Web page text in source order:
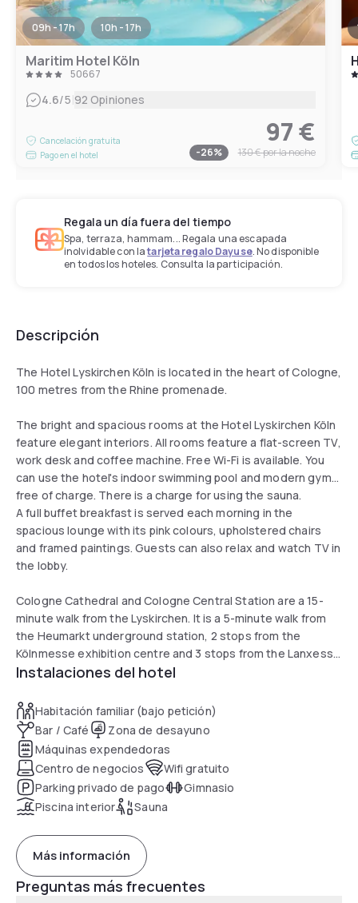
09h - 17h 10h - 17h
Maritim Hotel Köln
50667
4.6/5|92 Opiniones
Cancelación gratuita
Pago en el hotel
97 €
-26% 130 €por la noche
Regala un día fuera del tiempo
Spa, terraza, hammam... Regala una escapada
inolvidable con latarjeta regalo Dayuse. No disponible
en todos los hoteles. Consulta la participación.
Descripción
The Hotel Lyskirchen Köln is located in the heart of Cologne,
100 metres from the Rhine promenade.
The bright and spacious rooms at the Hotel Lyskirchen Köln
feature elegant interiors. All rooms feature a flat-screen TV,
work desk and coffee machine. Free Wi-Fi is available. You
can use the hotel's indoor swimming pool and modern gym
free of charge. There is a charge for using the sauna.
A full buffet breakfast is served each morning in the
spacious lounge with its pink colours, upholstered chairs
and framed paintings. Guests can also relax and watch TV in
the lobby.
Cologne Cathedral and Cologne Central Station are a 15-
minute walk from the Lyskirchen. It is a 5-minute walk from
the Heumarkt underground station, 2 stops from the
Kölnmesse exhibition centre and 3 stops from the Lanxess
Arena.
Instalaciones del hotel
Habitación familiar (bajo petición)
Bar / Café
Zona de desayuno
Máquinas expendedoras
Centro de negocios
Wifi gratuito
Parking privado de pago
Gimnasio
Piscina interior
Sauna
Más información
Preguntas más frecuentes